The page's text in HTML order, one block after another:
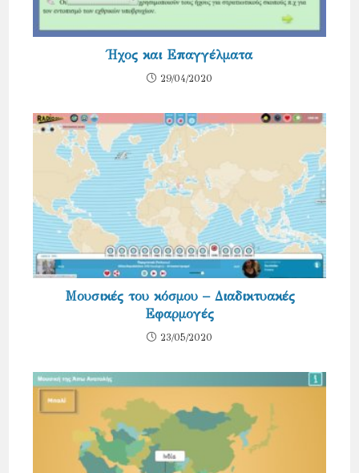
Ήχος και Επαγγέλματα
29/04/2020
Μουσικές του κόσμου – Διαδικτυακές
Εφαρμογές
23/05/2020